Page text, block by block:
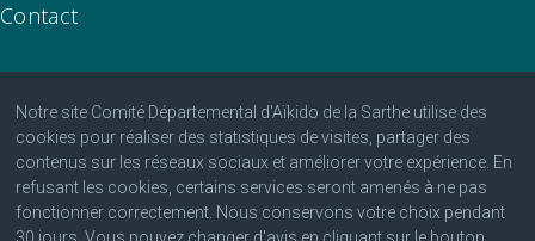
Notre site Comité Départemental d'Aïkido de la Sarthe utilise des
cookies pour réaliser des statistiques de visites, partager des
contenus sur les réseaux sociaux et améliorer votre expérience. En
refusant les cookies, certains services seront amenés à ne pas
fonctionner correctement. Nous conservons votre choix pendant
Contact
06 07 25 25 81
contact@aikido-sarthe.fr
Fédération Française d'Aïkido et de Budo